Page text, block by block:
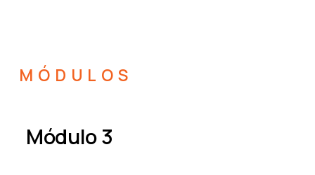
MÓDULOS
Módulo 3